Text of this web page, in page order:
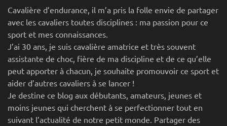
Cavalière d’endurance, il m’a pris la folle envie de partager
avec les cavaliers toutes disciplines : ma passion pour ce
sport et mes connaissances.
J’ai 30 ans, je suis cavalière amatrice et très souvent
assistante de choc, fière de ma discipline et de ce qu’elle
peut apporter à chacun, je souhaite promouvoir ce sport et
aider d’autres cavaliers à se lancer !
Je destine ce blog aux débutants, amateurs, jeunes et
moins jeunes qui cherchent à se perfectionner tout en
suivant l’actualité de notre petit monde. Partager des